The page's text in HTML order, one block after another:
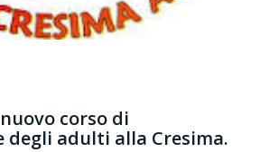
corso di
degli adulti alla Cresima.